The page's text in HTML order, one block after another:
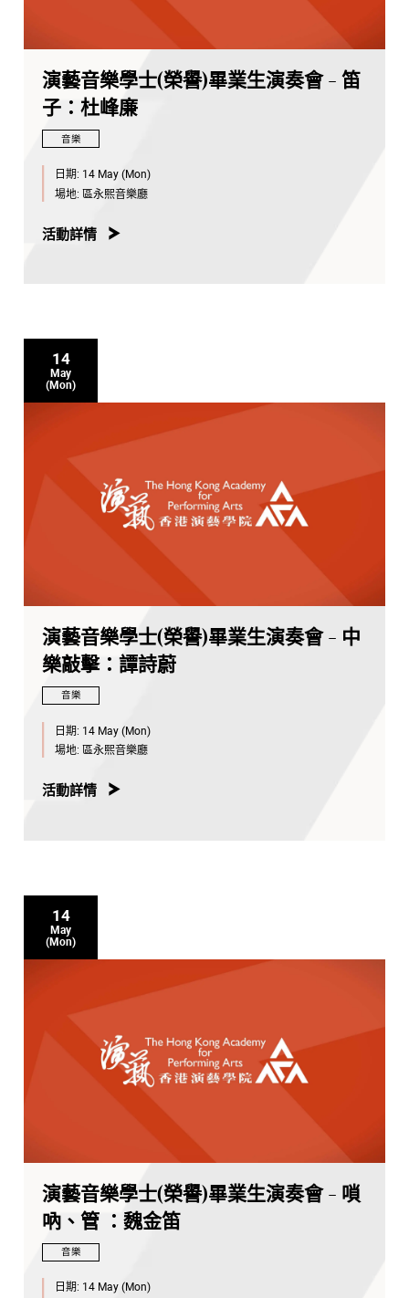
演藝音樂學士(榮譽)畢業生演奏會 - 笛
子：杜峰廉
音樂
日期: 14 May (Mon)
場地: 區永熙音樂廳
活動詳情
14
May
(Mon)
演藝音樂學士(榮譽)畢業生演奏會 - 中
樂敲擊：譚詩蔚
音樂
日期: 14 May (Mon)
場地: 區永熙音樂廳
活動詳情
14
May
(Mon)
演藝音樂學士(榮譽)畢業生演奏會 - 嗩
吶、管 ：魏金笛
音樂
日期: 14 May (Mon)